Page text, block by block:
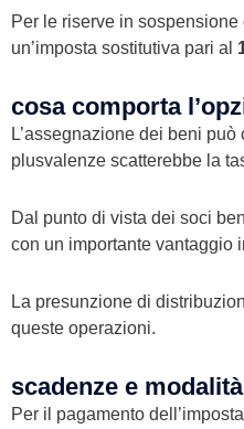
Per le riserve in
un’imposta sostitutiva pari al
cosa comporta
L’assegnazione dei beni
plusvalenze scatterebbe la
Dal punto di vista dei soci
con un importante vantaggio
La presunzione di
queste operazioni.
scadenze e
Per il pagamento